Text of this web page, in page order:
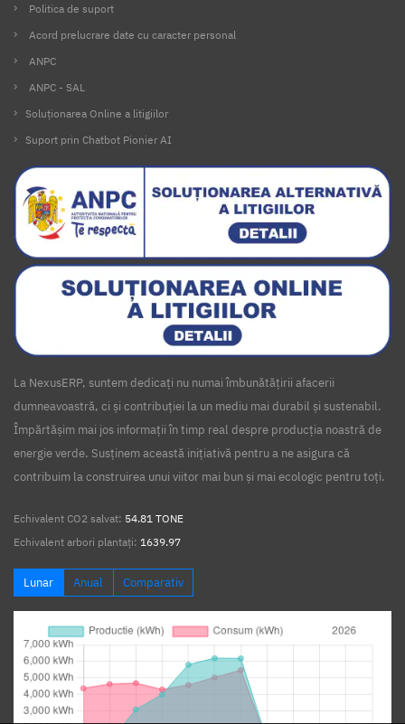
Politica de suport
Acord prelucrare date cu caracter personal
ANPC
ANPC - SAL
Soluționarea Online a litigiilor
Suport prin Chatbot Pionier AI
La NexusERP, suntem dedicați nu numai îmbunătățirii afacerii
dumneavoastră, ci și contribuției la un mediu mai durabil și sustenabil.
Împărtășim mai jos informații în timp real despre producția noastră de
energie verde. Susținem această inițiativă pentru a ne asigura că
contribuim la construirea unui viitor mai bun și mai ecologic pentru toți.
Echivalent CO2 salvat: 54.81 TONE
Echivalent arbori plantați: 1639.97
Lunar Anual Comparativ